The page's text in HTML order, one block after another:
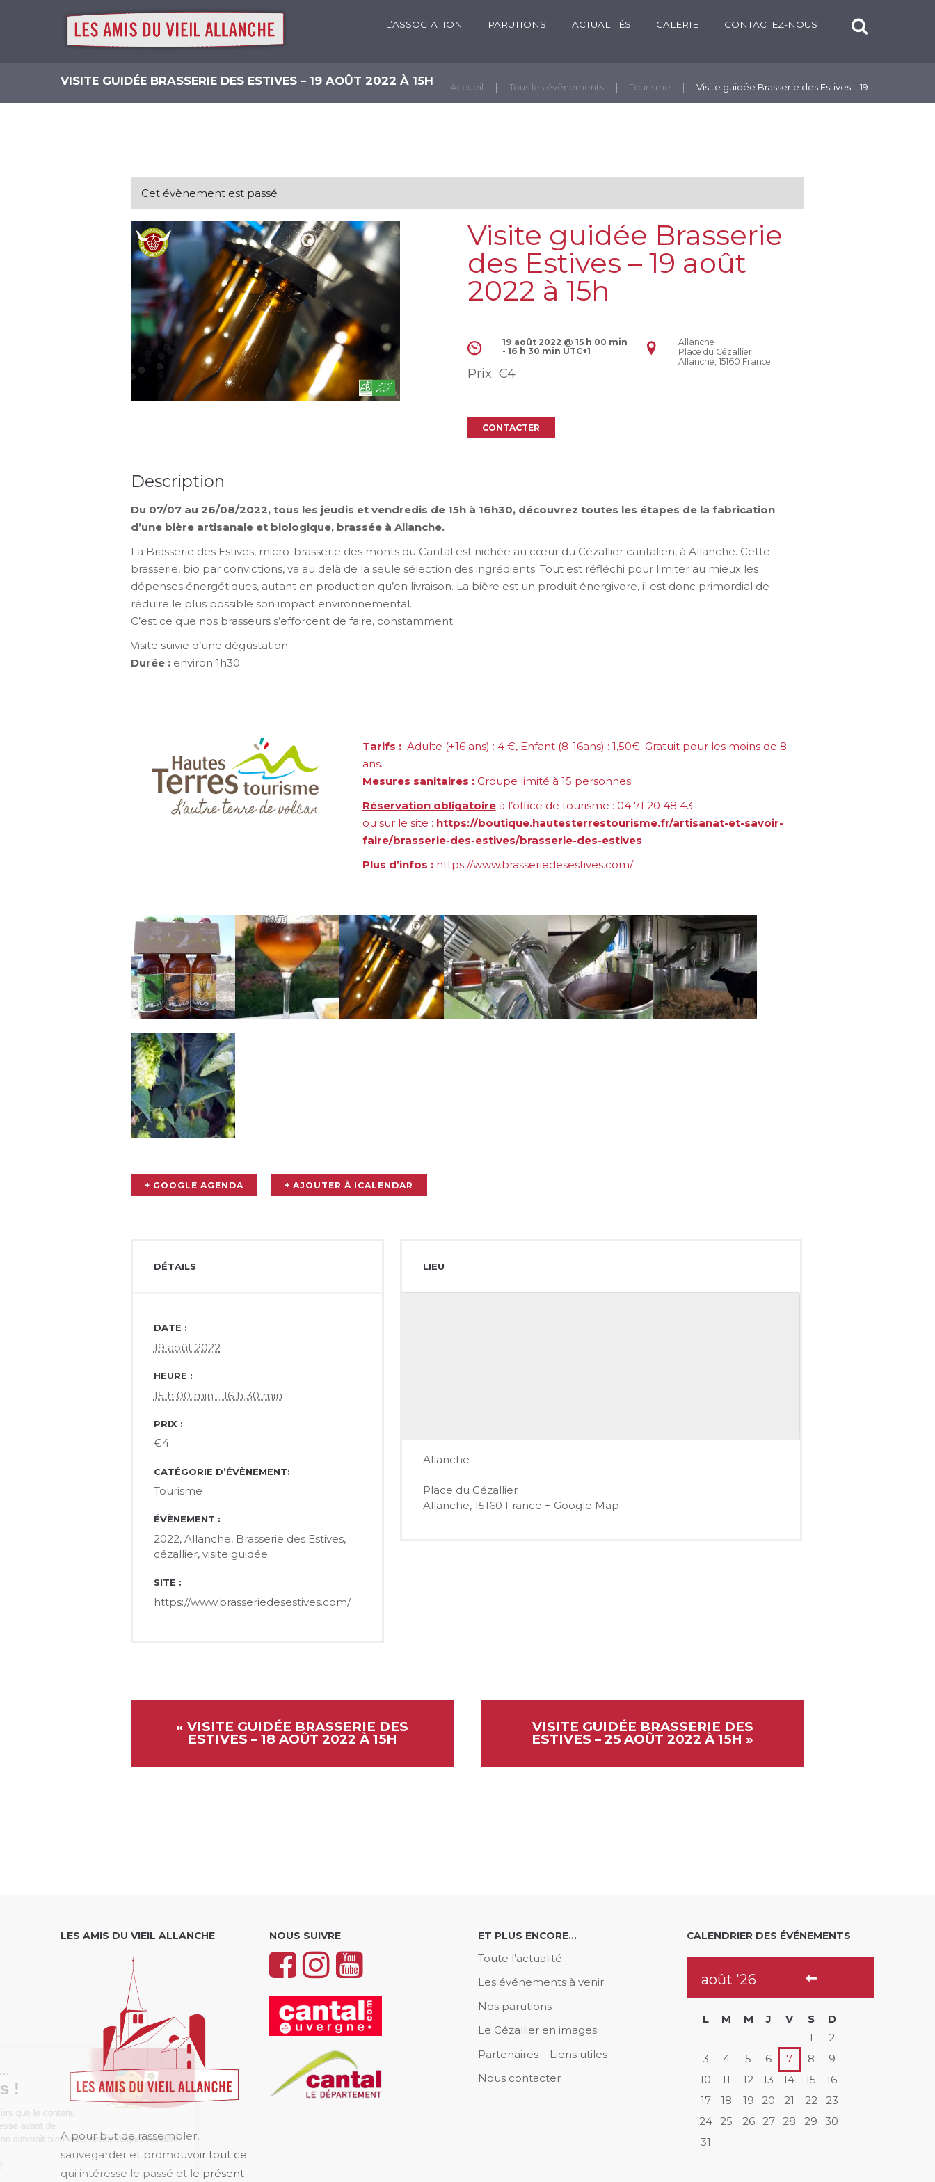
L’ASSOCIATION PARUTIONS ACTUALITÉS GALERIE CONTACTEZ-NOUS
VISITE GUIDÉE BRASSERIE DES ESTIVES – 19 AOÛT 2022 À 15H Accueil Tous les évènements Tourisme Visite guidée Brasserie des Estives – 19...
Cet évènement est passé
Visite guidée Brasserie
des Estives – 19 août
2022 à 15h
19 août 2022 @ 15 h 00 min
-16 h 30 min UTC+1
Allanche
Place du Cézallier
Allanche 15160 France
Prix: €4
CONTACTER
Description
Du 07/07 au 26/08/2022, tous les jeudis et vendredis de 15h à 16h30, découvrez toutes les étapes de la fabrication
d’une bière artisanale et biologique, brassée à Allanche.
La Brasserie des Estives, micro-brasserie des monts du Cantal est nichée au cœur du Cézallier cantalien, à Allanche. Cette
brasserie, bio par convictions, va au delà de la seule sélection des ingrédients. Tout est réfléchi pour limiter au mieux les
dépenses énergétiques, autant en production qu’en livraison. La bière est un produit énergivore, il est donc primordial de
réduire le plus possible son impact environnemental.
C’est ce que nos brasseurs s’efforcent de faire, constamment.
Visite suivie d’une dégustation.
Durée :environ 1h30.
Tarifs :Adulte (+16 ans) : 4€, Enfant (8-16ans) : 1,50€. Gratuit pour les moins de 8
ans.
Mesures sanitaires :Groupe limité à 15 personnes.
Réservation obligatoireà l’office de tourisme : 04 71 20 48 43
ou sur le site : https://boutique.hautesterrestourisme.fr/artisanat-et-savoir-
faire/brasserie-des-estives/brasserie-des-estives
Plus d’infos : https://www.brasseriedesestives.com/
+ GOOGLE AGENDA + AJOUTER À ICALENDAR
DÉTAILS
DATE :
19 août 2022
HEURE :
15 h 00 min - 16 h 30 min
PRIX :
€4
CATÉGORIE D’ÉVÈNEMENT:
Tourisme
ÉVÈNEMENT :
2022, Allanche, Brasserie des Estives,
cézallier, visite guidée
SITE :
https://www.brasseriedesestives.com/
LIEU
Allanche
Place du Cézallier
Allanche, 15160 France + Google Map
« VISITE GUIDÉE BRASSERIE DES
ESTIVES – 18 AOÛT 2022 À 15H
VISITE GUIDÉE BRASSERIE DES
ESTIVES – 25 AOÛT 2022 À 15H»
LES AMIS DU VIEIL ALLANCHE
A pour but de rassembler,
sauvegarder et promouvoir tout ce
qui intéresse le passé et le présent
NOUS SUIVRE ET PLUS ENCORE…
Toute l’actualité
Les événements à venir
Nos parutions
Le Cézallier en images
Partenaires – Liens utiles
Nous contacter
CALENDRIER DES ÉVÉNEMENTS
août 26
L M M J V S
D
1
2
3
4 5 6 7 8
9
10
11 12 13 14 15
16
17
18 19 20 21 22
23
24
25 26 27 28 29
30
31
CONTINUER SANS ACCEPTER
Salut c'est nous...
les Cookies !
On a attendu d'être sûrs que le contenu
de ce site vous intéresse avant de
vous déranger, mais on aimerait bien vous accompagner pendant
votre visite...